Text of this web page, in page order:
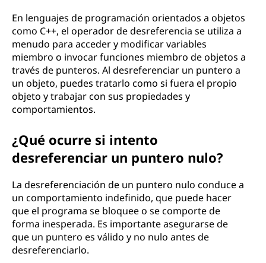
En lenguajes de programación orientados a objetos
como C++, el operador de desreferencia se utiliza a
menudo para acceder y modificar variables
miembro o invocar funciones miembro de objetos a
través de punteros. Al desreferenciar un puntero a
un objeto, puedes tratarlo como si fuera el propio
objeto y trabajar con sus propiedades y
comportamientos.
¿Qué ocurre si intento
desreferenciar un puntero nulo?
La desreferenciación de un puntero nulo conduce a
un comportamiento indefinido, que puede hacer
que el programa se bloquee o se comporte de
forma inesperada. Es importante asegurarse de
que un puntero es válido y no nulo antes de
desreferenciarlo.